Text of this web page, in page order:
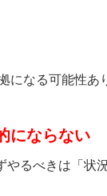
になる可能性あ
にならない
やるべきは「状況